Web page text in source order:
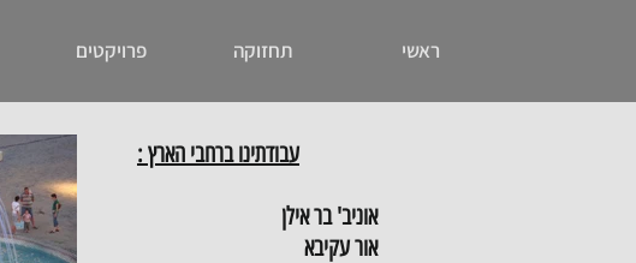
ראשי תחזוקה פרויקטים
עבודתינו ברחבי הארץ :
אוניב' בר אילן
אור עקיבא